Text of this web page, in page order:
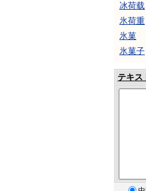
冰荷载
氷荷重
氷菓
氷菓子
テキス